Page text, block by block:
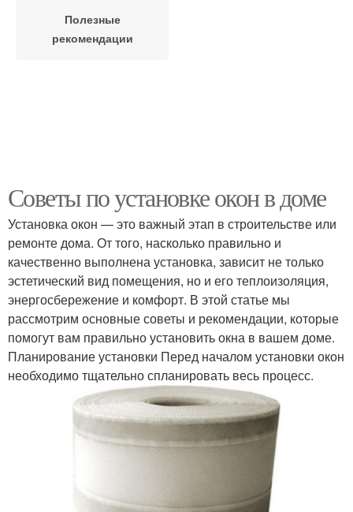
Полезные
рекомендации
Советы по установке окон в доме
Установка окон — это важный этап в строительстве или
ремонте дома. От того, насколько правильно и
качественно выполнена установка, зависит не только
эстетический вид помещения, но и его теплоизоляция,
энергосбережение и комфорт. В этой статье мы
рассмотрим основные советы и рекомендации, которые
помогут вам правильно установить окна в вашем доме.
Планирование установки Перед началом установки окон
необходимо тщательно спланировать весь процесс.